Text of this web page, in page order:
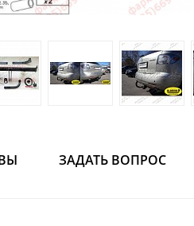
ЗАДАТЬ ВОПРОС